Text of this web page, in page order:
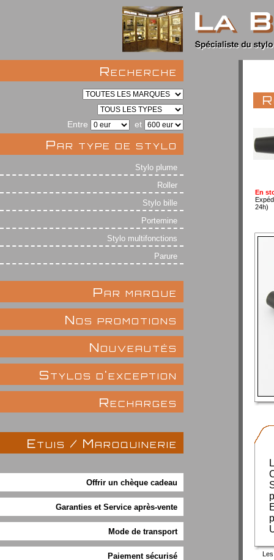
Recherche
Entre et
Par type de stylo
Stylo plume
Roller
Stylo bille
Portemine
Stylo multifonctions
Parure
Par marque
Nos promotions
Nouveautés
Stylos d'exception
Recharges
Etuis / Maroquinerie
Offrir un chèque cadeau
Garanties et Service après-vente
Mode de transport
Paiement sécurisé
En
24h)